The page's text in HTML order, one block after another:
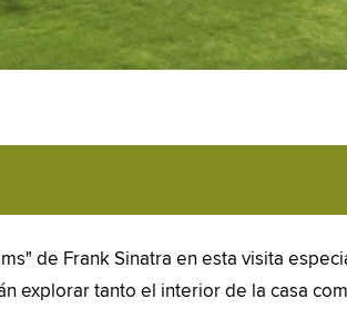
de Frank Sinatra en esta visita
explorar tanto el interior de la casa